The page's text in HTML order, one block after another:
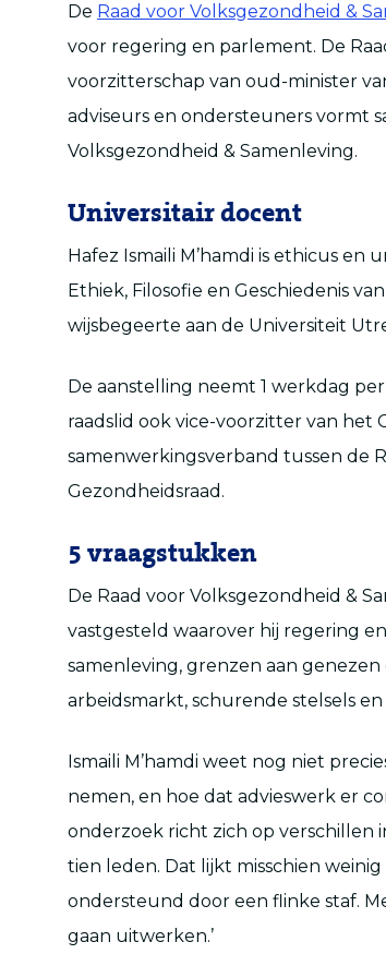
De Raad voor Volksgezondheid &
voor regering en parlement. De
voorzitterschap van oud-minister
adviseurs en ondersteuners vormt
Volksgezondheid & Samenleving.
Universitair docent
Hafez Ismaili M’hamdi is ethicus
Ethiek, Filosofie en Geschiedenis
wijsbegeerte aan de Universiteit
De aanstelling neemt 1 werkdag
raadslid ook vice-voorzitter van het
samenwerkingsverband tussen de
Gezondheidsraad.
5 vraagstukken
De Raad voor Volksgezondheid &
vastgesteld waarover hij regering
samenleving, grenzen aan
arbeidsmarkt, schurende stelsels
Ismaili M’hamdi weet nog niet
nemen, en hoe dat advieswerk er
onderzoek richt zich op verschillen
tien leden. Dat lijkt misschien
ondersteund door een flinke staf.
gaan uitwerken.’